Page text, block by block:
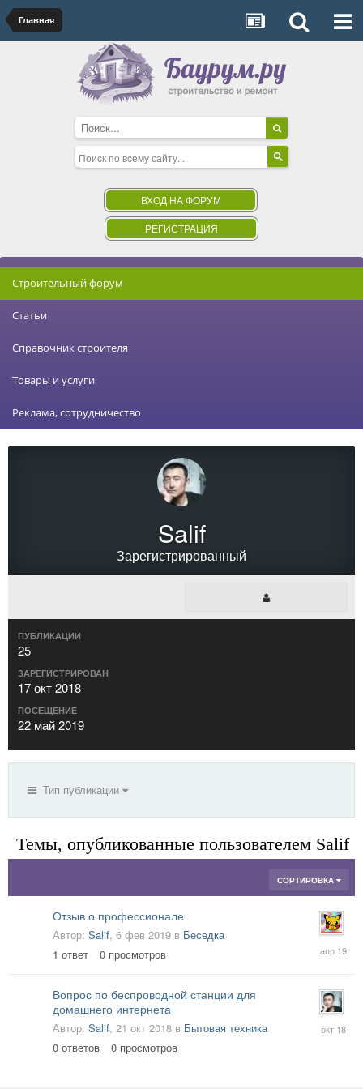
Главная
ВХОД НА ФОРУМ
РЕГИСТРАЦИЯ
Строительный форум
Статьи
Справочник строителя
Товары и услуги
Реклама, сотрудничество
Salif
Зарегистрированный
ПУБЛИКАЦИИ
25
ЗАРЕГИСТРИРОВАН
17 окт 2018
ПОСЕЩЕНИЕ
22 май 2019
Тип публикации
Темы, опубликованные пользователем Salif
СОРТИРОВКА
Отзыв о профессионале
Автор: Salif, 6 фев 2019 в Беседка
1 ответ 0 просмотров
апр
Вопрос по беспроводной станции для
домашнего интернета
Автор: Salif, 21 окт 2018 в Бытовая техника
0 ответов 0 просмотров
окт